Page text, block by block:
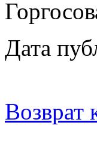
Дата
Возврат